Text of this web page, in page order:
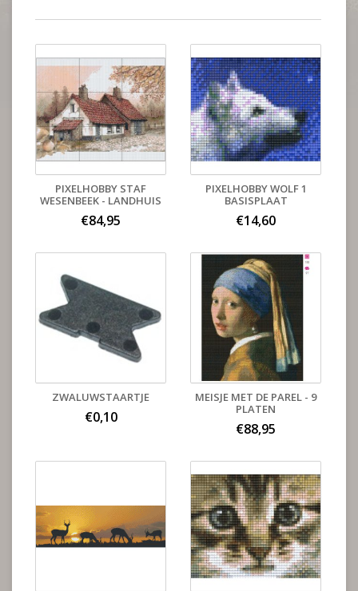
PIXELHOBBY STAF
WESENBEEK - LANDHUIS
€84,95
PIXELHOBBY WOLF 1
BASISPLAAT
€14,60
ZWALUWSTAARTJE
€0,10
MEISJE MET DE PAREL - 9
PLATEN
€88,95